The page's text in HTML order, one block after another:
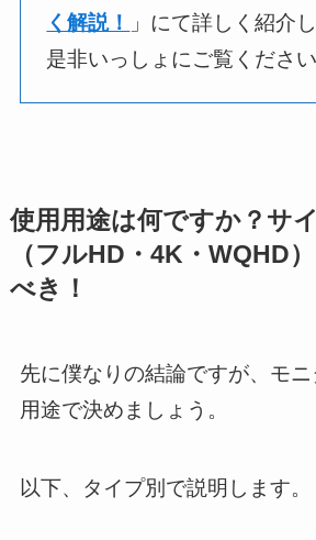
く解説！
」にて詳しく紹介
是非いっしょにご覧ください
使用用途は何ですか？サ
（フルHD・4K・WQHD
べき！
先に僕なりの結論ですが、モ
用途で決めましょう。
以下、タイプ別で説明します。